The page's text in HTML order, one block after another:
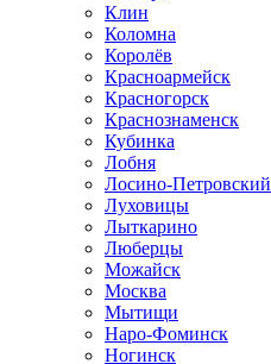
Клин
Коломна
Королёв
Красноармейск
Красногорск
Краснознаменск
Кубинка
Лобня
Лосино-Петровский
Луховицы
Лыткарино
Люберцы
Можайск
Москва
Мытищи
Наро-Фоминск
Ногинск